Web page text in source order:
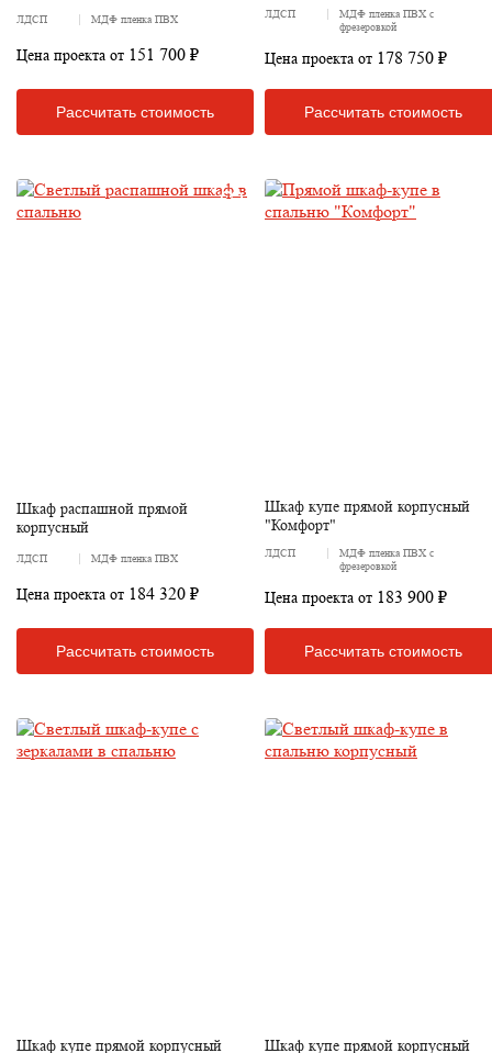
ЛДСП МДФ пленка ПВХ
Цена проекта от 151 700 ₽
Рассчитать стоимость
ЛДСП
МДФ пленка ПВХ с
фрезеровкой
Цена проекта от 178 750 ₽
Рассчитать стоимость
Шкаф распашной прямой
корпусный
ЛДСП МДФ пленка ПВХ
Цена проекта от 184 320 ₽
Рассчитать стоимость
Шкаф купе прямой корпусный
"Комфорт"
ЛДСП
МДФ пленка ПВХ с
фрезеровкой
Цена проекта от 183 900 ₽
Рассчитать стоимость
Шкаф купе прямой корпусный Шкаф купе прямой корпусный